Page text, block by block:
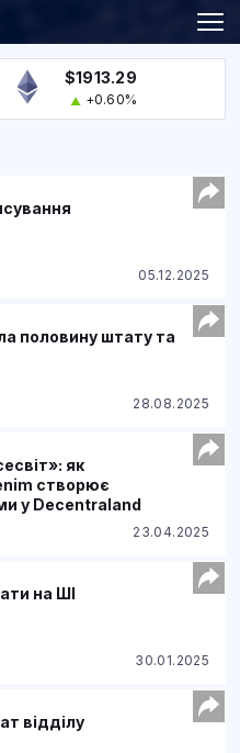
$1913.29
+0.60%
05.12.2025
половину штату та
28.08.2025
як
створює
у Decentraland
23.04.2025
на ШІ
30.01.2025
відділу